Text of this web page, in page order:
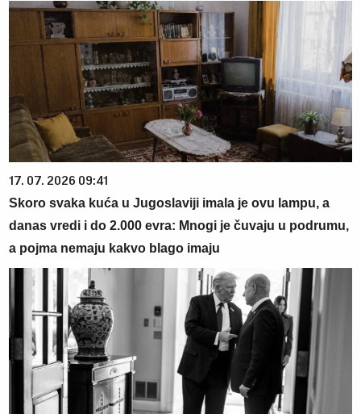
17. 07. 2026 09:41
Skoro svaka kuća u Jugoslaviji imala je ovu lampu, a
danas vredi i do 2.000 evra: Mnogi je čuvaju u podrumu,
a pojma nemaju kakvo blago imaju